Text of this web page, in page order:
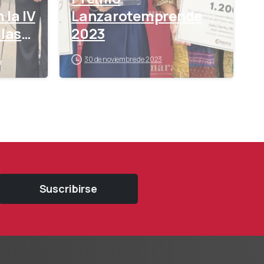
la IV
Lanzarotemprende
2023
30 de noviembre de 2023
Suscribirse